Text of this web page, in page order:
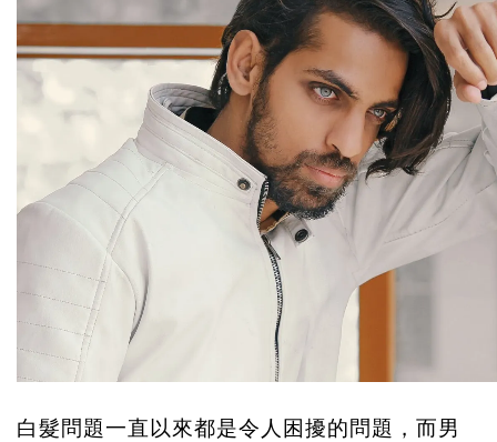
白髮問題一直以來都是令人困擾的問題，而男